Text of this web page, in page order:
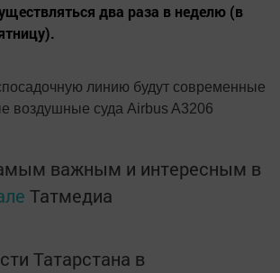
два раза в неделю (в
линию будут современные
воздушные суда Airbus A3206
важным и интересным в
Татмедиа
Татарстана в